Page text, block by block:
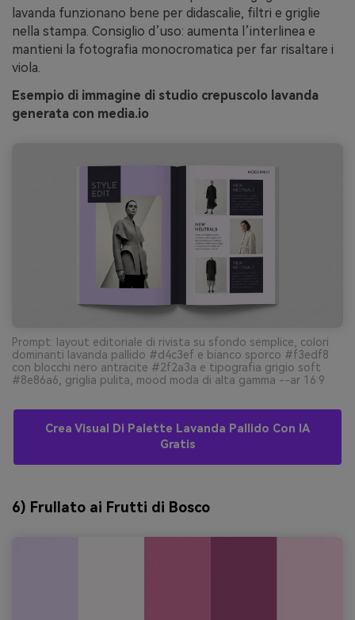
lavanda funzionano bene per didascalie, filtri e griglie
nella stampa. Consiglio d’uso: aumenta l’interlinea e
mantieni la fotografia monocromatica per far risaltare i
viola.
Esempio di immagine di studio crepuscolo lavanda
generata con media.io
Prompt: layout editoriale di rivista su sfondo semplice, colori
dominanti lavanda pallido #d4c3ef e bianco sporco #f3edf8
con blocchi nero antracite #2f2a3a e tipografia grigio soft
#8e86a6, griglia pulita, mood moda di alta gamma --ar 16:9
Crea Visual Di Palette Lavanda Pallido Con IA
Gratis
6) Frullato ai Frutti di Bosco